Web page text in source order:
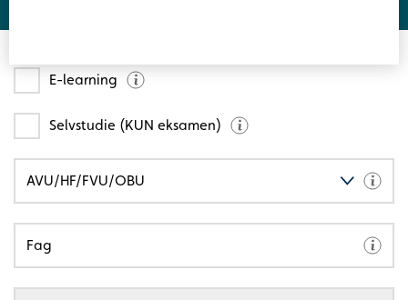
E-learning
Selvstudie (KUN eksamen)
AVU/HF/FVU/OBU
Fag